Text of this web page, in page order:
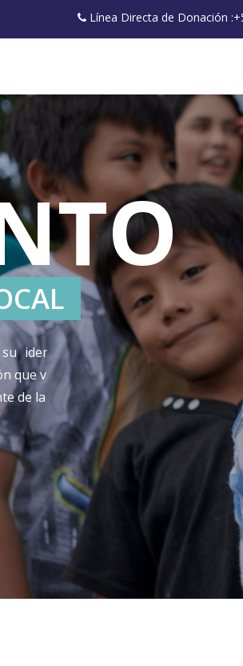
Línea Directa de Donación
identidad a través de la
que vinculen a la comunidad
de la región.